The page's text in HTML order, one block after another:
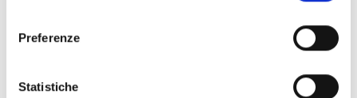
Preferenze
Statistiche